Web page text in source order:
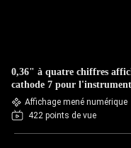
0,36" à quatre chiffres
cathode 7 pour
Affichage mené numérique
422 points de vue